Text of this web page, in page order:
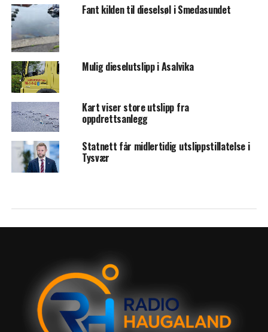
Fant kilden til dieselsøl i Smedasundet
Mulig dieselutslipp i Asalvika
Kart viser store utslipp fra
oppdrettsanlegg
Statnett får midlertidig utslippstillatelse i
Tysvær